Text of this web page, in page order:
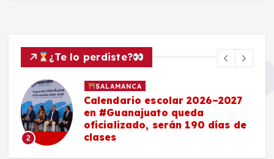
¿Te lo perdiste?
2
SALAMANCA
Calendario escolar 2026–2027
en #Guanajuato queda
oficializado, serán 190 días de
clases